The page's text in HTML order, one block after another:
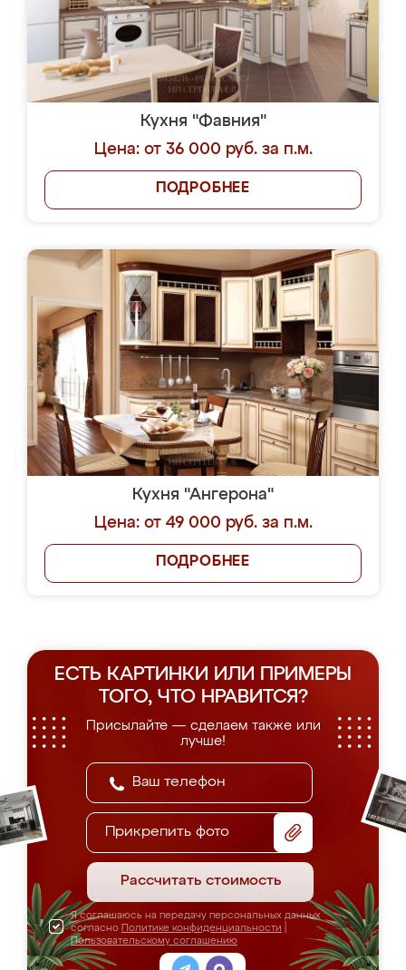
Кухня "Фавния"
Цена: от 36 000 руб. за п.м.
ПОДРОБНЕЕ
Кухня "Ангерона"
Цена: от 49 000 руб. за п.м.
ПОДРОБНЕЕ
ЕСТЬ КАРТИНКИ ИЛИ ПРИМЕРЫ
ТОГО, ЧТО НРАВИТСЯ?
Присылайте — сделаем также или
лучше!
Прикрепить фото
Рассчитать стоимость
Я соглашаюсь на передачу персональных данных
согласно Политике конфиденциальности
Пользовательскому соглашению